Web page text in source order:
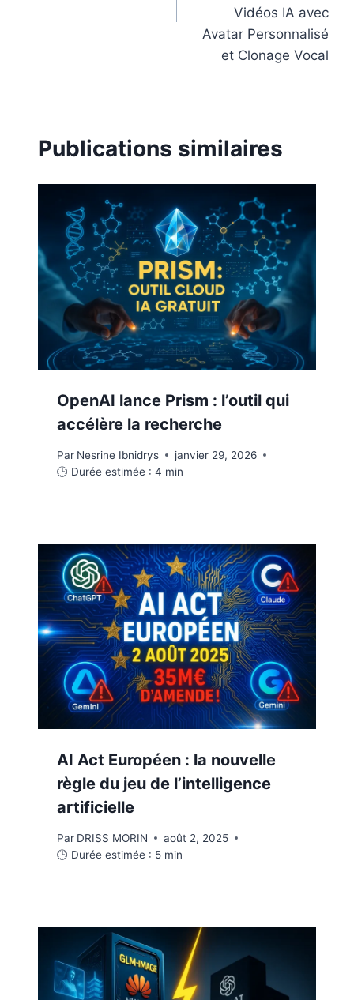
Vidéos IA avec
Avatar Personnalisé
et Clonage Vocal
Publications similaires
OpenAI lance Prism : l’outil qui
accélère la recherche
Par Nesrine Ibnidrys
janvier 29, 2026
🕒 Durée estimée : 4 min
AI Act Européen : la nouvelle
règle du jeu de l’intelligence
artificielle
Par DRISS MORIN
août 2, 2025
🕒 Durée estimée : 5 min